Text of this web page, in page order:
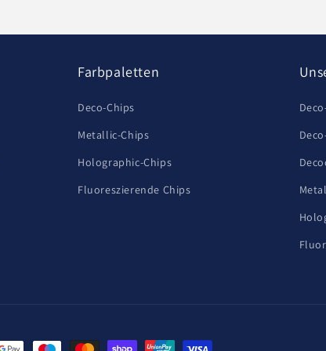
Farbpaletten
Deco-Chips
Metallic-Chips
Holographic-Chips
Fluoreszierende Chips